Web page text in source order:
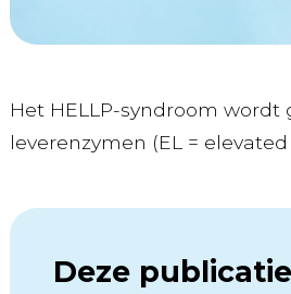
Het HELLP-syndroom
leverenzymen (EL = elevated
Deze